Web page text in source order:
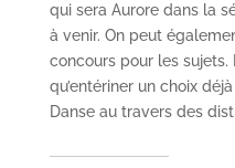
qui sera Aurore dans la
à venir. On peut
concours pour les
qu’entériner un choix
Danse au travers des